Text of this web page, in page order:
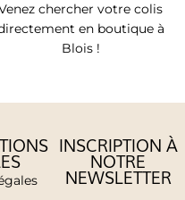
chercher votre colis
en boutique à
Blois !
INSCRIPTION À
NOTRE
NEWSLETTER